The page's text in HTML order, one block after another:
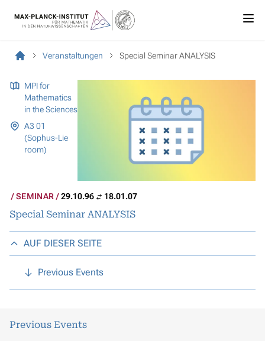
Veranstaltungen Special Seminar ANALYSIS
MPI for
Mathematics
in the Sciences
A3 01
(Sophus-Lie
room)
SEMINAR 29.10.96 18.01.07
Special Seminar ANALYSIS
AUF DIESER SEITE
Previous Events
Previous Events